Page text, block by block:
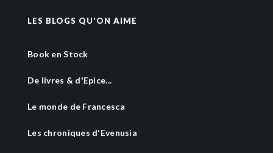
LES BLOGS QU'ON AIME
Book en Stock
De livres & d'Epice...
Le monde de Francesca
Les chroniques d'Evenusia